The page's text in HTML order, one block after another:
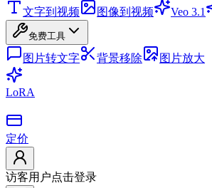
文字到视频 图像到视频 Veo 3.1
免费工具
图片转文字 背景移除 图片放大
LoRA
定价
访客用户点击登录